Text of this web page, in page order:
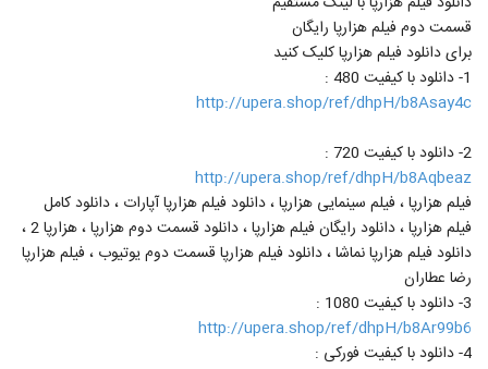
15
دانلود قسمت نهم فصل دوم سریال ممنوعه |
فصل دوم سریال ممنوعه HD
۳۲۴ بازدید
دانلود قسمت 4 سریال رقص روی شیشه
17
قسمت هفتم سریال نهنگ آبی/ دانلود قسمت
7 سریال نهنگ آبی / نهنگ ابی قسمت 7
رایگان
۳۰۷ بازدید
18 هفت FULL HD
۵۹۴ بازدید
قسمت دوم فیلم هزارپا رایگان
برای دانلود فیلم هزارپا کلیک کنید
1- دانلود با کیفیت 480 :
http://upera.shop/ref/dhpH/b8Asay4c
2- دانلود با کیفیت 720 :
http://upera.shop/ref/dhpH/b8Aqbeaz
فیلم هزارپا ، فیلم سینمایی هزارپا ، دانلود فیلم هزارپا آپارات ، دانلود کامل
فیلم هزارپا ، دانلود رایگان فیلم هزارپا ، دانلود قسمت دوم هزارپا ، هزارپا 2 ،
دانلود فیلم هزارپا نماشا ، دانلود فیلم هزارپا قسمت دوم یوتیوب ، فیلم هزارپا
رضا عطاران
3- دانلود با کیفیت 1080 :
http://upera.shop/ref/dhpH/b8Ar99b6
4- دانلود با کیفیت فورکی :